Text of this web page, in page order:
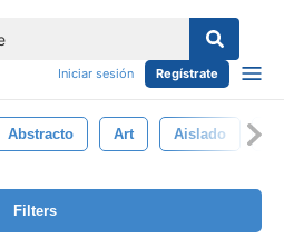
Iniciar sesión Regístrate
Abstracto Art Aislado
Filters